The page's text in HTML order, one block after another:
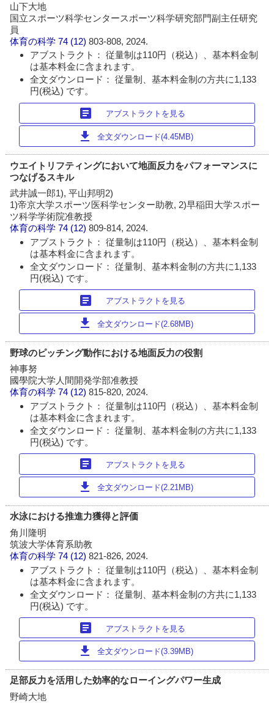
山下大地
国立スポーツ科学センタースポーツ科学研究部門副主任研究
員
体育の科学 74 (12)803-808, 2024.
アブストラクト： 従量制は110円（税込）、基本料金制
は基本料金に含まれます。
全文ダウンロード： 従量制、基本料金制の方共に1,133
円(税込) です。
article アブストラクトを見る
download 全文ダウンロード(4.45MB)
ウエイトリフティングにおいて地面反力をパフォーマンスに
つなげるスキル
武井誠一郎1), 平山邦明2)
1)帝京大学スポーツ医科学センター助教, 2)早稲田大学スポー
ツ科学学術院准教授
体育の科学 74 (12)809-814, 2024.
アブストラクト： 従量制は110円（税込）、基本料金制
は基本料金に含まれます。
全文ダウンロード： 従量制、基本料金制の方共に1,133
円(税込) です。
article アブストラクトを見る
download 全文ダウンロード(2.68MB)
野球のピッチング動作における地面反力の役割
神事努
國學院大学人間開発学部准教授
体育の科学 74 (12)815-820, 2024.
アブストラクト： 従量制は110円（税込）、基本料金制
は基本料金に含まれます。
全文ダウンロード： 従量制、基本料金制の方共に1,133
円(税込) です。
article アブストラクトを見る
download 全文ダウンロード(2.21MB)
水泳における推進力獲得と評価
角川隆明
筑波大学体育系助教
体育の科学 74 (12)821-826, 2024.
アブストラクト： 従量制は110円（税込）、基本料金制
は基本料金に含まれます。
全文ダウンロード： 従量制、基本料金制の方共に1,133
円(税込) です。
article アブストラクトを見る
download 全文ダウンロード(3.39MB)
足部反力を活用した効率的なローイングパワー生成
野崎大地